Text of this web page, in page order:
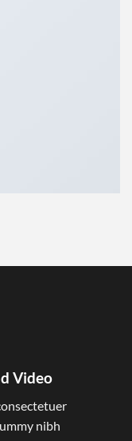
Video
nibh